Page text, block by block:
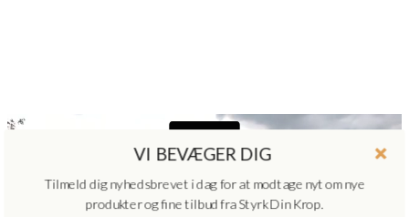
VI BEVÆGER DIG
Tilmeld dig nyhedsbrevet i dag for at modtage nyt om nye
produkter og fine tilbud fra Styrk Din Krop.